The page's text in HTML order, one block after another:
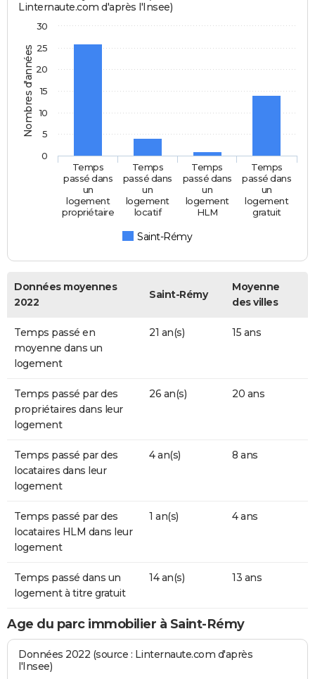
Nombres d'années
Linternaute.com d'après l'Insee)
Saint-Rémy
Temps
passé dans
un
logement
propriétaire
Temps
passé dans
un
logement
locatif
Temps
passé dans
un
logement
HLM
Temps
passé dans
un
logement
gratuit
0
5
10
15
20
25
30
Données moyennes
2022
Saint-Rémy
Moyenne
des villes
Temps passé en
moyenne dans un
logement
21 an(s) 15 ans
Temps passé par des
propriétaires dans leur
logement
26 an(s) 20 ans
Temps passé par des
locataires dans leur
logement
4 an(s) 8 ans
Temps passé par des
locataires HLM dans leur
logement
1 an(s) 4 ans
Temps passé dans un
logement à titre gratuit
14 an(s) 13 ans
Age du parc immobilier à Saint-Rémy
Données 2022 (source : Linternaute.com d'après
l'Insee)